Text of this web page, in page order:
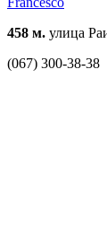
458 м. улица
(067) 300-38-38